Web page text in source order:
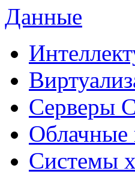
Данные
Cерверы
Облачные
Системы